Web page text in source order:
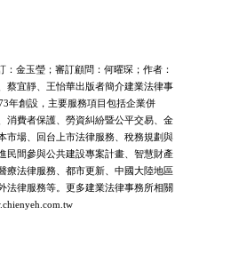
金玉瑩；審訂顧問：何曜琛；作者：
蔡宜靜、王怡華出版者簡介建業法律事
年創設，主要服務項目包括企業併
消費者保護、勞資糾紛暨公平交易、金
市場、回台上市法律服務、稅務規劃與
民間參與公共建設專案計畫、智慧財產
療法律服務、都市更新、中國大陸地區
法律服務等。更多建業法律事務所相關